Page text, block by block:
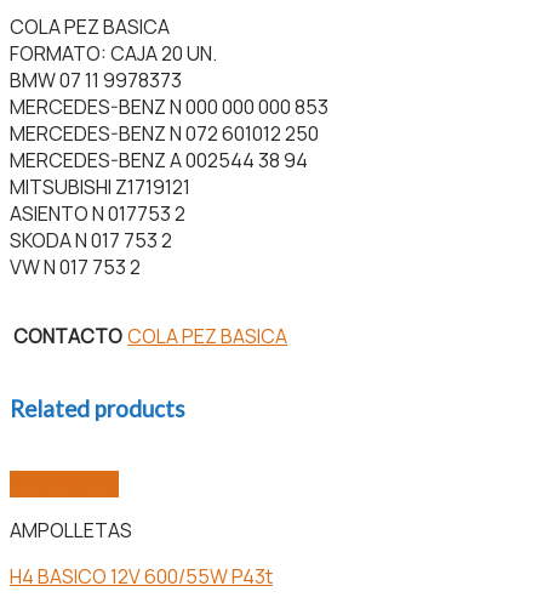
1X9,5d
quantity
COLA PEZ BASICA
FORMATO: CAJA 20 UN.
BMW 07 11 9978373
MERCEDES-BENZ N 000 000 000 853
MERCEDES-BENZ N 072 601012 250
MERCEDES-BENZ A 002544 38 94
MITSUBISHI Z1719121
ASIENTO N 017753 2
SKODA N 017 753 2
VW N 017 753 2
CONTACTOCOLA PEZ BASICA
Related products
AMPOLLETAS
H4 BASICO 12V 600/55W P43t